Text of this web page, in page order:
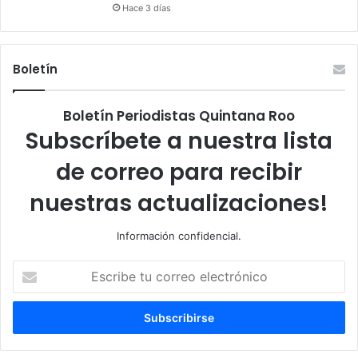
Hace 3 días
Boletín
Boletín Periodistas Quintana Roo
Subscríbete a nuestra lista
de correo para recibir
nuestras actualizaciones!
Información confidencial.
correo